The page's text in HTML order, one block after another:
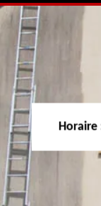
Horaire